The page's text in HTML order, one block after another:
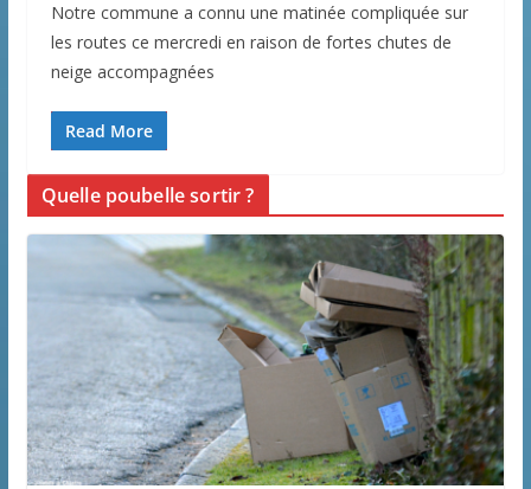
Notre commune a connu une matinée compliquée sur
les routes ce mercredi en raison de fortes chutes de
neige accompagnées
Read More
Quelle poubelle sortir ?